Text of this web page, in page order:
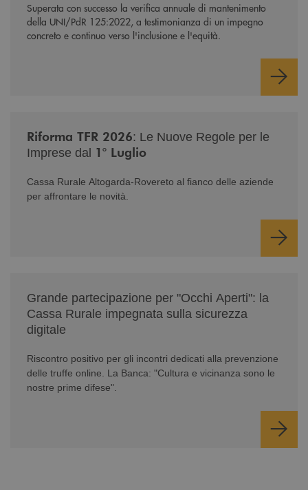
Superata con successo la verifica annuale di mantenimento
della UNI/PdR 125:2022, a testimonianza di un impegno
concreto e continuo verso l'inclusione e l'equità.
Riforma TFR 2026: Le Nuove Regole per le
Imprese dal 1° Luglio
Cassa Rurale Altogarda-Rovereto al fianco delle aziende
per affrontare le novità.
Grande partecipazione per "Occhi Aperti": la
Cassa Rurale impegnata sulla sicurezza
digitale
Riscontro positivo per gli incontri dedicati alla prevenzione
delle truffe online. La Banca: "Cultura e vicinanza sono le
nostre prime difese".